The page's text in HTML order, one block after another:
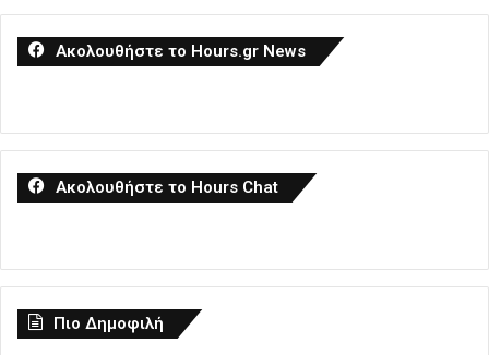
Ακολουθήστε το Hours.gr News
Ακολουθήστε το Hours Chat
Πιο Δημοφιλή